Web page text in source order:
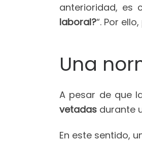
anterioridad, es
laboral?“. Por
Una
A pesar de que
vetadas durante
En este sentido,